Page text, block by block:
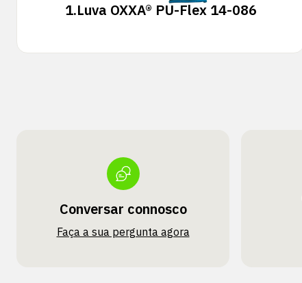
1.Luva OXXA® PU-Flex 14-086
Conversar connosco
Faça a sua pergunta agora